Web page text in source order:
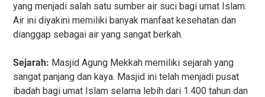
yang menjadi salah satu sumber air suci bagi umat Islam.
Air ini diyakini memiliki banyak manfaat kesehatan dan
dianggap sebagai air yang sangat berkah.
Sejarah: Masjid Agung Mekkah memiliki sejarah yang
sangat panjang dan kaya. Masjid ini telah menjadi pusat
ibadah bagi umat Islam selama lebih dari 1.400 tahun dan